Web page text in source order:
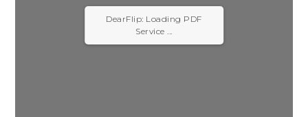
DearFlip: Loading PDF
Service ...